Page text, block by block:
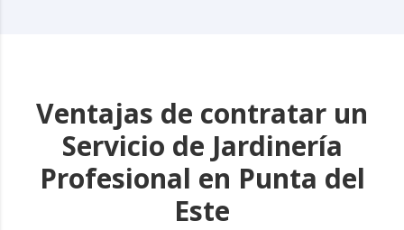
Ventajas de contratar un
Servicio de Jardinería
Profesional en Punta del
Este